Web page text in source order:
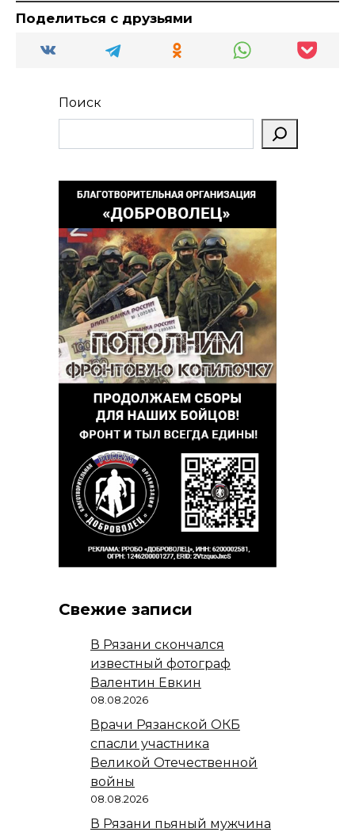
Поделиться с друзьями
Поиск
Свежие записи
В Рязани скончался
известный фотограф
Валентин Евкин
08.08.2026
Врачи Рязанской ОКБ
спасли участника
Великой Отечественной
войны
08.08.2026
В Рязани пьяный мужчина